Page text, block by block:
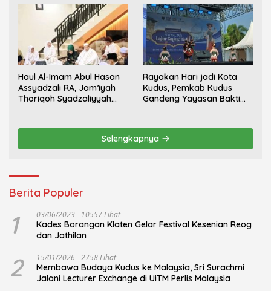
Haul Al-Imam Abul Hasan
Assyadzali RA, Jam’iyah
Thoriqoh Syadzaliyyah
Rayakan Hari jadi Kota
Kudus, Pemkab Kudus
Gandeng Yayasan Bakti
Selengkapnya
Berita Populer
1 03/06/2023 10557 Lihat
Kades Borangan Klaten Gelar Festival Kesenian Reog
dan Jathilan
2 15/01/2026 2758 Lihat
Membawa Budaya Kudus ke Malaysia, Sri Surachmi
Jalani Lecturer Exchange di UiTM Perlis Malaysia